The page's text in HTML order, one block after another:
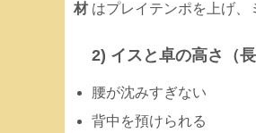
材はプレイテンポを上げ、
2) イスと卓の高さ（
腰が沈みすぎない
背中を預けられる